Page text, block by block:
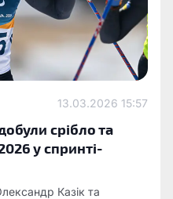
13.03.2026 15:57
срібло та
у спринті-
Казік та